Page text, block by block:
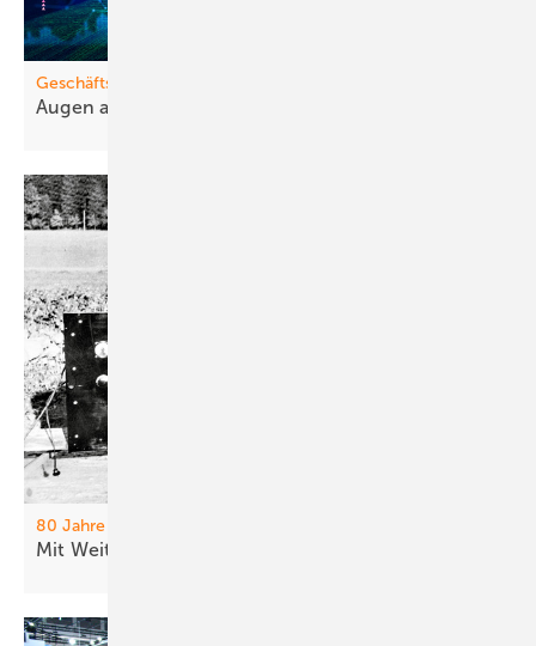
Geschäftsmodelle
Augen auf bei m
80 Jahre
Mit Wei tsi cht und